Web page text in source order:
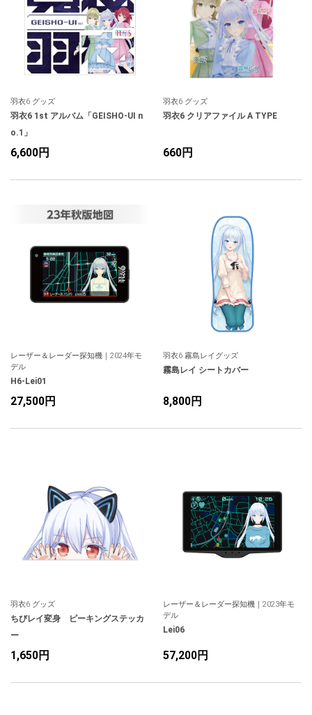
羽衣6 グッズ
羽衣6 1st アルバム「GEISHO-UI n
o.1」
6,600円
羽衣6 グッズ
羽衣6 クリアファイル A TYPE
660円
レーザー＆レーダー探知機｜2024年モ
デル
H6-Lei01
27,500円
羽衣6 霧島レイグッズ
霧島レイ シートカバー
8,800円
羽衣6 グッズ
ちびレイ変身 ピーキングステッカ
ー
1,650円
レーザー＆レーダー探知機｜2023年モ
デル
Lei06
57,200円